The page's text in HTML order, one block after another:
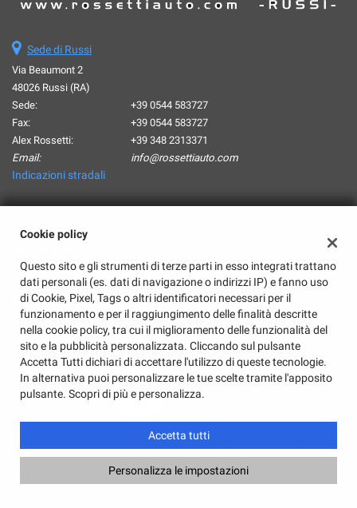
Sede di Russi
Via Beaumont 2
48026 Russi (RA)
Sede:
+39 0544 583727
Fax:
+39 0544 583727
Alex Rossetti:
+39 348 2313371
Email:
info@rossettiauto.com
Indicazioni stradali
Dati fiscali:
Via Beaumont 2, Russi (RA)
C.F/P.IVA:02417680390
Registro delle imprese:RA
Leggi l'informativa sulla privacy-Cookie Policy
GestionaleAuto.com
Cookie policy
Questo sito e gli strumenti di terze parti in esso integrati trattano
dati personali (es. dati di navigazione o indirizzi IP) e fanno uso
di Cookie, Pixel, Tags o altri identificatori necessari per il
funzionamento e per il raggiungimento delle finalità descritte
nella cookie policy, tra cui il miglioramento delle funzionalità del
sito e la pubblicità personalizzata. Cliccando sul pulsante
Accetta Tutti dichiari di accettare l'utilizzo di queste tecnologie.
In alternativa puoi personalizzare le tue scelte tramite l'apposito
pulsante. Scopri di più e personalizza.
Accetta tutti
Personalizza le impostazioni